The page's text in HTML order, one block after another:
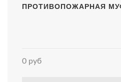
ПРОТИВОПОЖАРНАЯ
0 руб